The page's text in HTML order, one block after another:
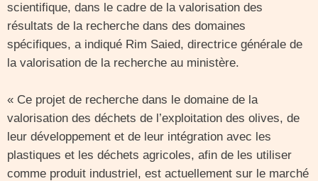
scientifique, dans le cadre de la valorisation des
résultats de la recherche dans des domaines
spécifiques, a indiqué Rim Saied, directrice générale de
la valorisation de la recherche au ministère.
« Ce projet de recherche dans le domaine de la
valorisation des déchets de l’exploitation des olives, de
leur développement et de leur intégration avec les
plastiques et les déchets agricoles, afin de les utiliser
comme produit industriel, est actuellement sur le marché